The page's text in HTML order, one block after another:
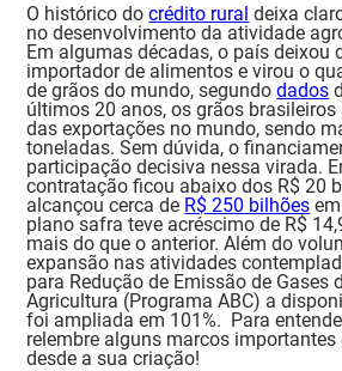
O histórico docrédito rural deixa
no desenvolvimento da atividade
Em algumas décadas, o país deixou
importador de alimentos e virou o
de grãos do mundo, segundodados
últimos 20 anos, os grãos brasileiros
das exportações no mundo, sendo
toneladas. Sem dúvida, o
participação decisiva nessa virada.
contratação ficou abaixo dos R$ 20
alcançou cerca de R$ 250 bilhões
plano safra teve acréscimo de R$
mais do que o anterior. Além do
expansão nas atividades
para Redução de Emissão de Gases
Agricultura (Programa ABC) a
foi ampliada em 101%. Para
relembre alguns marcos importantes
desde a sua criação!